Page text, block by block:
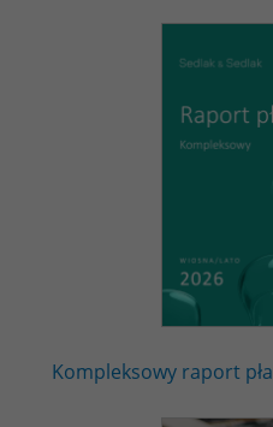
Kompleksowy raport